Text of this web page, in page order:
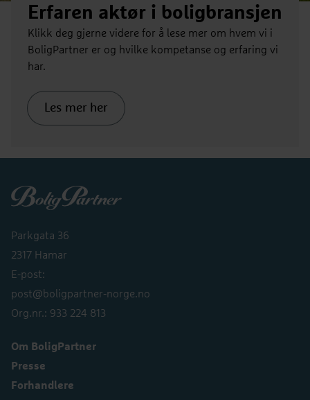
Erfaren aktør i boligbransjen
Klikk deg gjerne videre for å lese mer om hvem vi i
BoligPartner er og hvilke kompetanse og erfaring vi
har.
Les mer her
Boligpartner
Parkgata 36
2317 Hamar
E-post:
post@boligpartner-norge.no
Org.nr.: 933 224 813
Om BoligPartner
Presse
Forhandlere